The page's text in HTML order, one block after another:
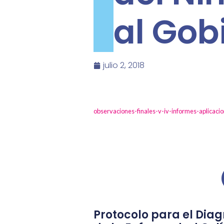
al
julio 2, 2018
observaciones-finales-v-iv-informes-
Protocolo para el